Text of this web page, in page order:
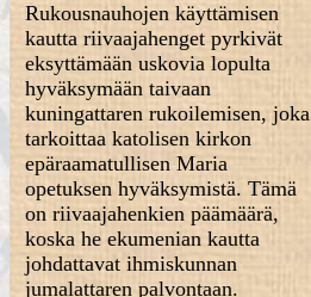
Rukousnauhojen käyttämisen
kautta riivaajahenget pyrkivät
eksyttämään uskovia lopulta
hyväksymään taivaan
kuningattaren rukoilemisen, joka
tarkoittaa katolisen kirkon
epäraamatullisen Maria
opetuksen hyväksymistä. Tämä
on riivaajahenkien päämäärä,
koska he ekumenian kautta
johdattavat ihmiskunnan
jumalattaren palvontaan.